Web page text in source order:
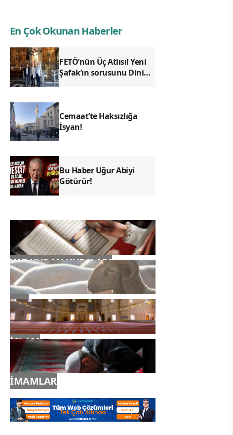
En Çok Okunan Haberler
FETÖ’nün Üç Atlısı! Yeni
Şafak’ın sorusunu Dini
Cemaat’te Haksızlığa
İsyan!
Bu Haber Uğur Abiyi
Götürür!
YAZ KURAN KURSLARI
TDV
İSLAM
İMAMLAR